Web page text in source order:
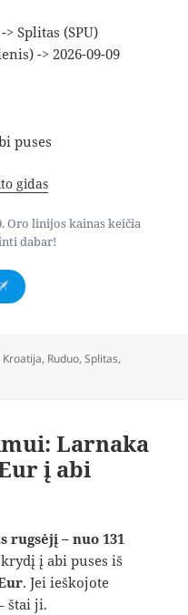
Splitas (SPU)
-> 2026-09-09
puses
gidas
Oro linijos kainas keičia
dabar!
Kroatija, Ruduo,Splitas,
Larnaka
į abi
rugsėjį – nuo 131
į abi puses iš
. Jei ieškojote
štai ji.